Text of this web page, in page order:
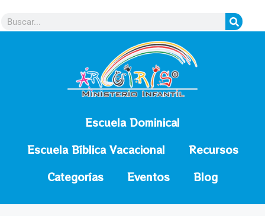
Escuela Dominical
Escuela Bíblica Vacacional
Recursos
Categorías
Eventos Blog